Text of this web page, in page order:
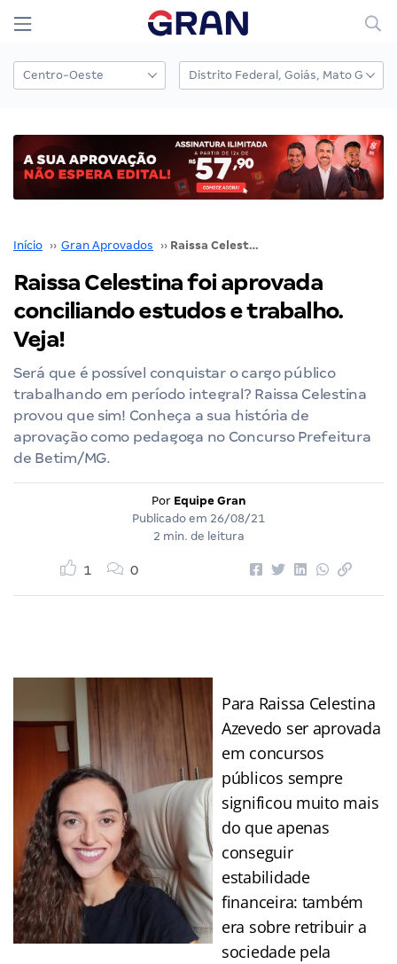
Início ›› Gran Aprovados ›› Raissa Celestina foi aprovada conciliando estudos e trabalho. Veja!
Raissa Celestina foi aprovada
conciliando estudos e trabalho.
Veja!
Será que é possível conquistar o cargo público
trabalhando em período integral? Raissa Celestina
provou que sim! Conheça a sua história de
aprovação como pedagoga no Concurso Prefeitura
de Betim/MG.
Por Equipe Gran
Publicado em 26/08/21
2 min. de leitura
1 0
Para Raissa Celestina
Azevedo ser aprovada
em concursos
públicos sempre
significou muito mais
do que apenas
conseguir
estabilidade
financeira: também
era sobre retribuir a
sociedade pela